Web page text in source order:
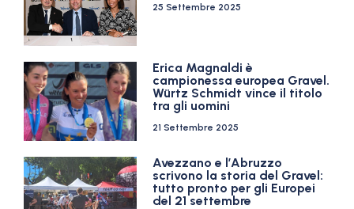
25 Settembre 2025
Erica Magnaldi è
campionessa europea Gravel.
Würtz Schmidt vince il titolo
tra gli uomini
21 Settembre 2025
Avezzano e l’Abruzzo
scrivono la storia del Gravel:
tutto pronto per gli Europei
del 21 settembre